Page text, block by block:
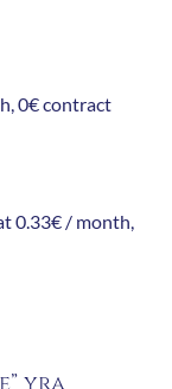
0€ contract
0.33€ / month,